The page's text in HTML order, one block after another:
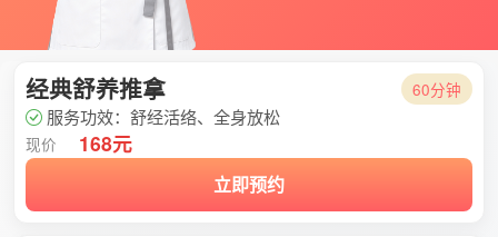
经典舒养推拿 60分钟
服务功效：舒经活络、全身放松
现价 168元
立即预约